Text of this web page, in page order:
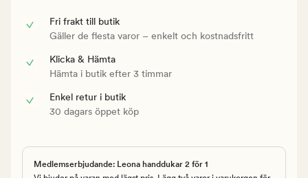
Fri frakt till butik
Gäller de flesta varor – enkelt och kostnadsfritt
Klicka & Hämta
Hämta i butik efter 3 timmar
Enkel retur i butik
30 dagars öppet köp
Medlemserbjudande: Leona handdukar 2 för 1